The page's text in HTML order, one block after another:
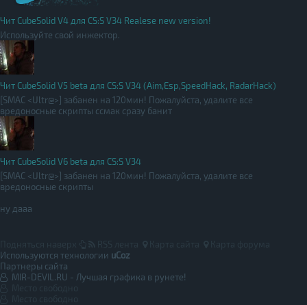
Чит CubeSolid V4 для CS:S V34 Realese new version!
Используйте свой инжектор.
Чит CubeSolid V5 beta для CS:S V34 (Aim,Esp,SpeedHack, RadarHack)
[SMAC <Ultr@>] забанен на 120мин! Пожалуйста, удалите все
вредоносные скрипты ссмак сразу банит
Чит CubeSolid V6 beta для CS:S V34
[SMAC <Ultr@>] забанен на 120мин! Пожалуйста, удалите все
вредоносные скрипты
ну дааа
Используются технологии uCoz
Партнеры сайта
MIR-DEVIL.RU - Лучшая графика в рунете!